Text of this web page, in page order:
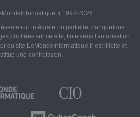
1997-2026
intégrale ou partielle, par quelque
publiées sur ce site, faite sans l'autorisation
du site LeMondeInformatique.fr est illicite et
une contrefaçon.